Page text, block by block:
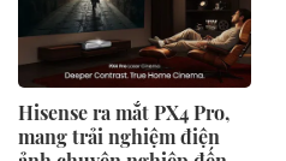
Hisense ra mắt PX4 Pro,
mang trải nghiệm điện